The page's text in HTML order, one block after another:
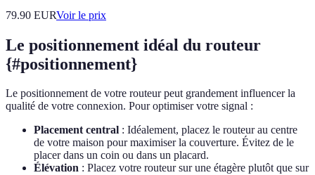
79.90 EURVoir le prix
Le positionnement idéal du routeur
{#positionnement}
Le positionnement de votre routeur peut grandement influencer la
qualité de votre connexion. Pour optimiser votre signal :
Placement central : Idéalement, placez le routeur au centre
de votre maison pour maximiser la couverture. Évitez de le
placer dans un coin ou dans un placard.
Élévation : Placez votre routeur sur une étagère plutôt que sur